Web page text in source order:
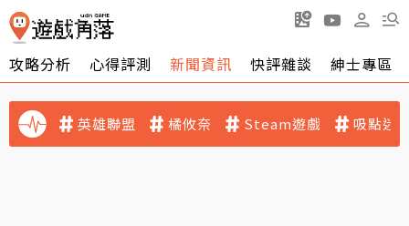
攻略分析 心得評測 新聞資訊 快評雜談 紳士專區
英雄聯盟 橘攸奈 Steam遊戲 吸點迷